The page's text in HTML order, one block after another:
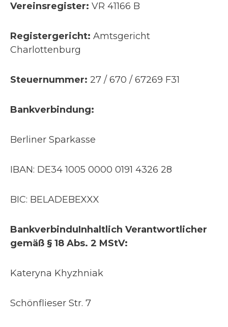
Vereinsregister: VR 41166 B
Registergericht: Amtsgericht
Charlottenburg
Steuernummer: 27 / 670 / 67269 F31
Bankverbindung:
Berliner Sparkasse
IBAN: DE34 1005 0000 0191 4326 28
BIC: BELADEBEXXX
BankverbinduInhaltlich Verantwortlicher
gemäß § 18 Abs. 2 MStV:
Kateryna Khyzhniak
Schönflieser Str. 7